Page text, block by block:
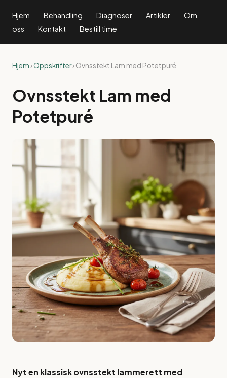
Hjem Behandling Diagnoser Artikler
Om
oss
Kontakt Bestill time
Hjem›Oppskrifter› Ovnsstekt Lam med Potetpuré
Ovnsstekt Lam med
Potetpuré
Nyt en klassisk ovnsstekt lammerett med